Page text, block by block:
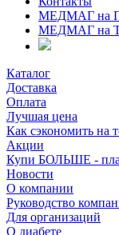
МЕДМАГ на
МЕДМАГ на
Каталог
Доставка
Оплата
Лучшая цена
Как сэкономить на
Акции
Купи БОЛЬШЕ -
Новости
О компании
Руководство
Для организаций
О диабете